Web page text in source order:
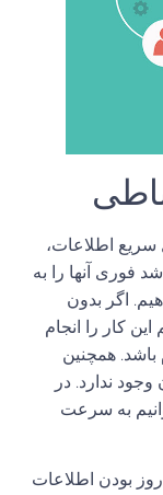
سریع اطلاعات،
فوری آنها را به
. اگر بدون
کار را انجام
باشد. همچنین
ندارد. در
به سرعت
روز بودن اطلاعات